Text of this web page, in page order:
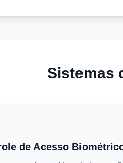
Sistemas
de Acesso